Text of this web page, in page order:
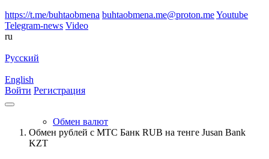
https://t.me/buhtaobmena buhtaobmena.me@proton.meYoutube
Telegram-news Video
ru
Русский
English
Войти Регистрация
Обмен валют
Обмен рублей с МТС Банк RUB на тенге Jusan Bank
KZT